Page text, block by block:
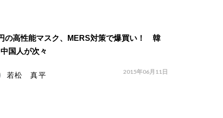
の高性能マスク、MERS対策で爆買い！ 韓
国人が次々
若松 真平 2015年06月11日